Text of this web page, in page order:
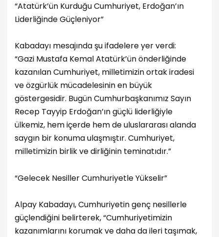
“Atatürk’ün Kurduğu Cumhuriyet, Erdoğan’ın
Liderliğinde Güçleniyor”
Kabadayı mesajında şu ifadelere yer verdi:
“Gazi Mustafa Kemal Atatürk’ün önderliğinde
kazanılan Cumhuriyet, milletimizin ortak iradesi
ve özgürlük mücadelesinin en büyük
göstergesidir. Bugün Cumhurbaşkanımız Sayın
Recep Tayyip Erdoğan’ın güçlü liderliğiyle
ülkemiz, hem içerde hem de uluslararası alanda
saygın bir konuma ulaşmıştır. Cumhuriyet,
milletimizin birlik ve dirliğinin teminatıdır.”
“Gelecek Nesiller Cumhuriyetle Yükselir”
Alpay Kabadayı, Cumhuriyetin genç nesillerle
güçlendiğini belirterek, “Cumhuriyetimizin
kazanımlarını korumak ve daha da ileri taşımak,